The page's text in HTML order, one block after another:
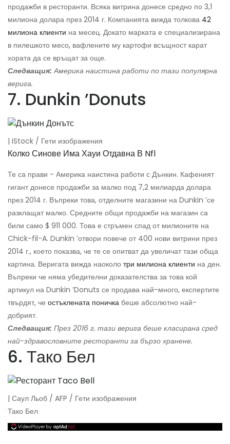
продажби в ресторанти. Всяка витрина донесе средно по 3,1
милиона долара през 2014 г. Компанията вижда толкова 42
милиона клиенти на месец. Докато марката е специализирана
в пилешкото месо, вафлените му картофи всъщност карат
хората да се връщат за още.
Следващия: Америка наистина работи по тази популярна
верига.
7. Dunkin ’Donuts
| iStock / Гети изображения
Колко Синове Има Хауи Отдавна В Nfl
Те са прави - Америка наистина работи с Дънкин. Кафеният
гигант донесе продажби за малко под 7,2 милиарда долара
през 2014 г. Въпреки това, отделните магазини на Dunkin ’се
разклащат малко. Средните общи продажби на магазин са
били само $ 911 000. Това е стръмен спад от милионите на
Chick-fil-A. Dunkin ’отвори повече от 400 нови витрини през
2014 г., което показва, че те се опитват да увеличат тази обща
картина. Веригата вижда наоколо три милиона клиенти на ден.
Въпреки че няма убедителни доказателства за това кой
артикул на Dunkin ’Donuts се продава най-много, експертите
твърдят, че остъклената поничка беше абсолютно най-
добрият.
Следващия: През 2016 г. тази верига беше класирана сред
най-здравословните ресторанти за бързо хранене.
6. Тако Бел
| Саул Льоб / AFP / Гети изображения
Тако Бел